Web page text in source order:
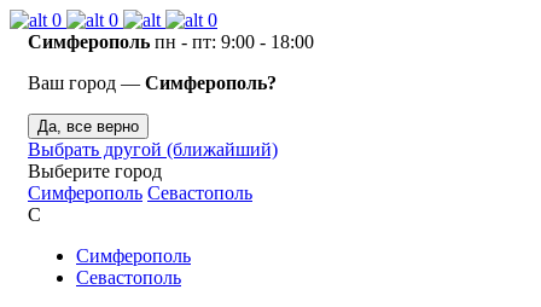
0 0
0
Симферополь пн - пт: 9:00 - 18:00
Ваш город — Симферополь?
Да, все верно
Выбрать другой (ближайший)
Выберите город
Симферополь Севастополь
С
Симферополь
Севастополь